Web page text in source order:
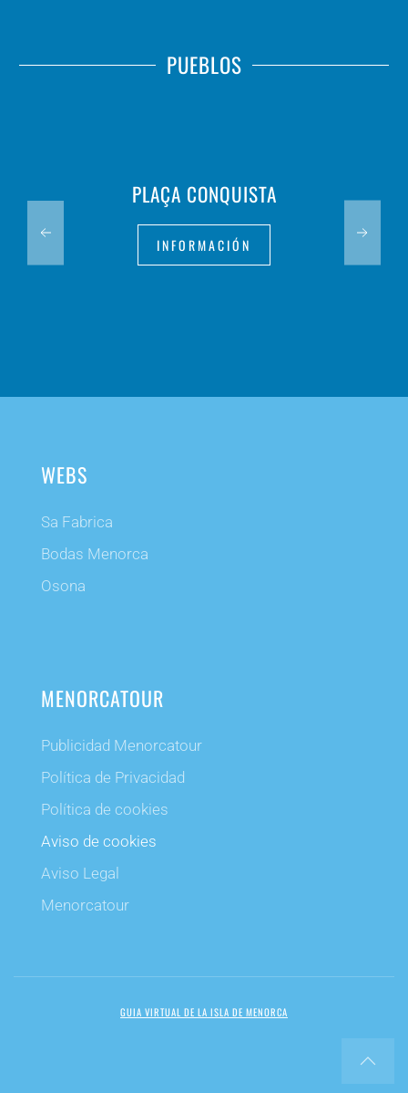
PUEBLOS
PLAÇA CONQUISTA
INFORMACIÓN
WEBS
Sa Fabrica
Bodas Menorca
Osona
MENORCATOUR
Publicidad Menorcatour
Política de Privacidad
Política de cookies
Aviso de cookies
Aviso Legal
Menorcatour
GUIA VIRTUAL DE LA ISLA DE MENORCA